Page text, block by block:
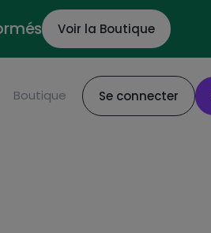
Voir la Boutique
Boutique Se connecter